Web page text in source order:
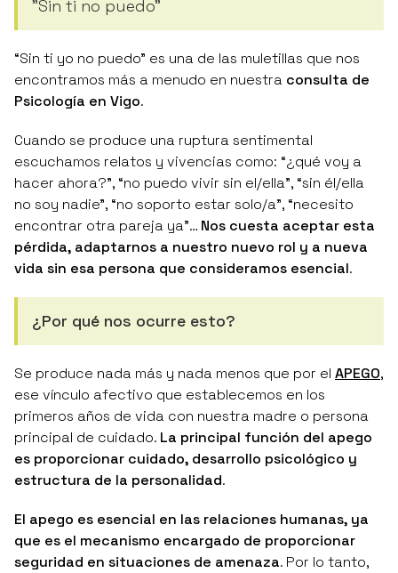
"Sin ti no puedo"
“Sin ti yo no puedo” es una de las muletillas que nos
encontramos más a menudo en nuestra consulta de
Psicología en Vigo.
Cuando se produce una ruptura sentimental
escuchamos relatos y vivencias como: “¿qué voy a
hacer ahora?”, “no puedo vivir sin el/ella”, “sin él/ella
no soy nadie”, “no soporto estar solo/a”, “necesito
encontrar otra pareja ya"… Nos cuesta aceptar esta
pérdida, adaptarnos a nuestro nuevo rol y a nueva
vida sin esa persona que consideramos esencial.
¿Por qué nos ocurre esto?
Se produce nada más y nada menos que por el APEGO,
ese vínculo afectivo que establecemos en los
primeros años de vida con nuestra madre o persona
principal de cuidado. La principal función del apego
es proporcionar cuidado, desarrollo psicológico y
estructura de la personalidad.
El apego es esencial en las relaciones humanas, ya
que es el mecanismo encargado de proporcionar
seguridad en situaciones de amenaza. Por lo tanto,